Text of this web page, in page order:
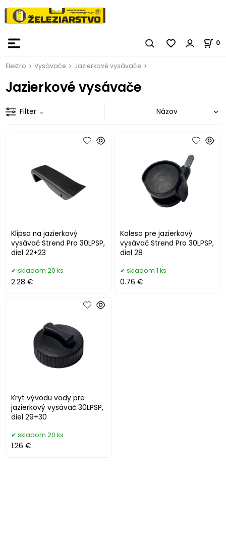
0
Elektro Vysávače Jazierkové vysávače
Jazierkové vysávače
Filter
Klipsa na jazierkový
vysávač Strend Pro 30LPSP,
diel 22+23
skladom 20 ks
2.28 €
Koleso pre jazierkový
vysávač Strend Pro 30LPSP,
diel 28
skladom 1 ks
0.76 €
Kryt vývodu vody pre
jazierkový vysávač 30LPSP,
diel 29+30
skladom 20 ks
1.26 €